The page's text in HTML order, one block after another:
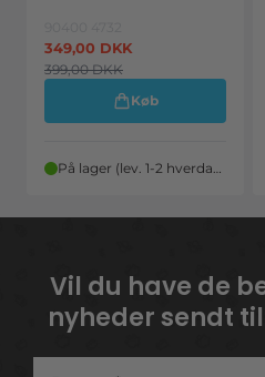
349,00 DKK
399,00DKK
Køb
Vil du have de
nyheder sendt